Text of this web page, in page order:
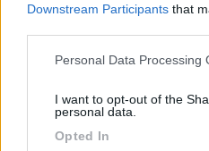
Downstream Participants that
Please note that this website/
not limited to your visit or
grant or deny consent to
use your data for below
Personal Data Processing
I want to opt-out of the
personal data.
Opted In